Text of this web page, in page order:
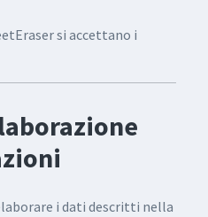
si accettano i
i dati descritti nella